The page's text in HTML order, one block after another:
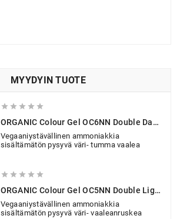
MYYDYIN TUOTE
    
ORGANIC Colour Gel OC6NN Double Dark Blonde 150 Ml
Vegaaniystävällinen ammoniakkia
sisältämätön pysyvä väri- tumma vaalea
    
ORGANIC Colour Gel OC5NN Double Light Brown 150 Ml
Vegaaniystävällinen ammoniakkia
sisältämätön pysyvä väri- vaaleanruskea